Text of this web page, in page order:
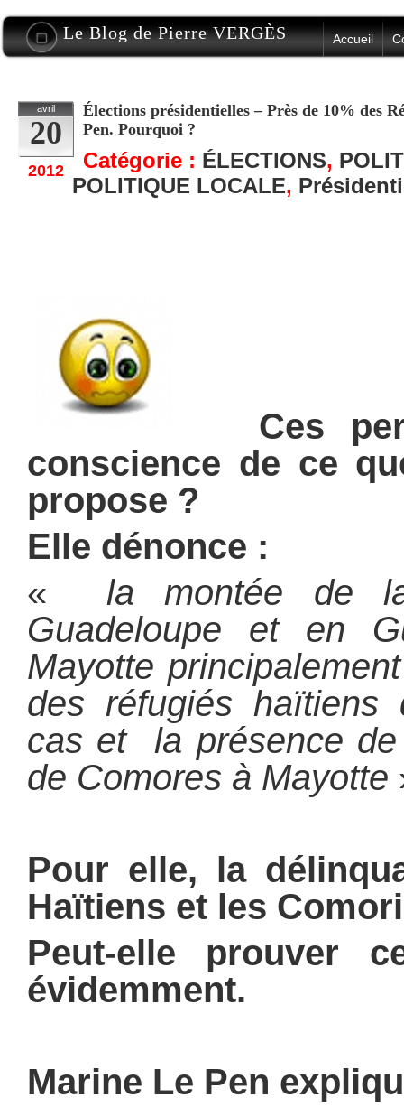
Le Blog de Pierre VERGÈS Accueil
avril
20
2012
Élections présidentielles – Près de 10% des
Pen. Pourquoi ?
Catégorie : ÉLECTIONS,
POLITIQUE LOCALE,
Ces
conscience de ce
propose ?
Elle dénonce :
« la montée de
Guadeloupe et en
Mayotte
des réfugiés haïtiens
cas et la présence
de Comores à Mayotte
Pour elle, la
Haïtiens et les
Peut-elle prouver
évidemment.
Marine Le Pen